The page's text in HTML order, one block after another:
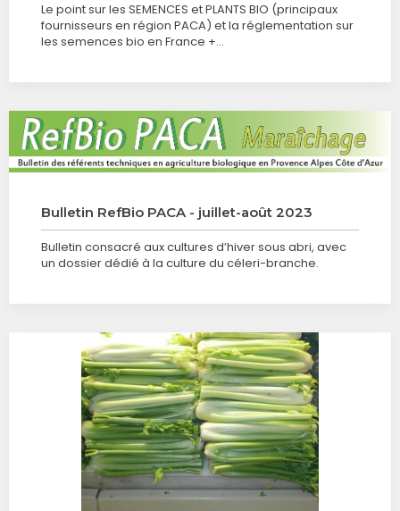
Le point sur les SEMENCES et PLANTS BIO (principaux
fournisseurs en région PACA) et la réglementation sur
les semences bio en France +…
Bulletin RefBio PACA - juillet-août 2023
Bulletin consacré aux cultures d’hiver sous abri, avec
un dossier dédié à la culture du céleri-branche.